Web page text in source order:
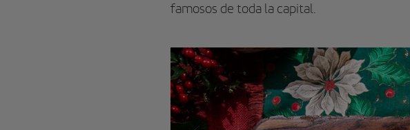
famosos de toda la capital.